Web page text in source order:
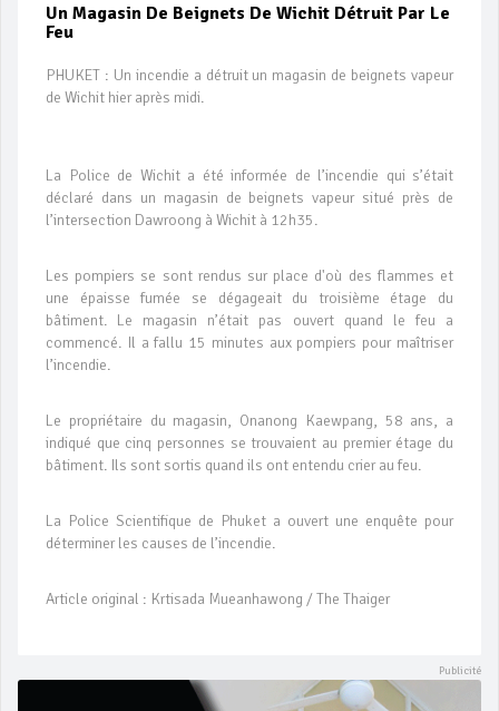
Un Magasin De Beignets De Wichit Détruit Par Le
Feu
PHUKET : Un incendie a détruit un magasin de beignets vapeur
de Wichit hier après midi.
La Police de Wichit a été informée de l’incendie qui s’était
déclaré dans un magasin de beignets vapeur situé près de
l’intersection Dawroong à Wichit à 12h35.
Les pompiers se sont rendus sur place d'où des flammes et
une épaisse fumée se dégageait du troisième étage du
bâtiment. Le magasin n’était pas ouvert quand le feu a
commencé. Il a fallu 15 minutes aux pompiers pour maîtriser
l’incendie.
Le propriétaire du magasin, Onanong Kaewpang, 58 ans, a
indiqué que cinq personnes se trouvaient au premier étage du
bâtiment. Ils sont sortis quand ils ont entendu crier au feu.
La Police Scientifique de Phuket a ouvert une enquête pour
déterminer les causes de l’incendie.
Article original : Krtisada Mueanhawong / The Thaiger